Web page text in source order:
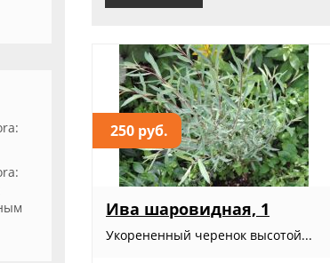
250 руб.
Ива шаровидная, 1
Укорененный черенок высотой...